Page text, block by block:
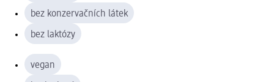
bez konzervačních látek
bez laktózy
vegan